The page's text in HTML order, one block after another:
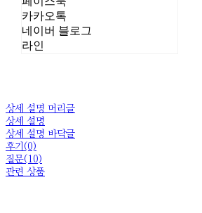
카카오톡
네이버 블로그
라인
상세 설명 머리글
상세 설명
상세 설명 바닥글
후기(0)
질문(10)
관련 상품